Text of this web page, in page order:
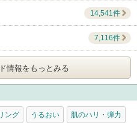
14,541件
7,116件
情報をもっとみる
ング うるおい 肌のハリ・弾力